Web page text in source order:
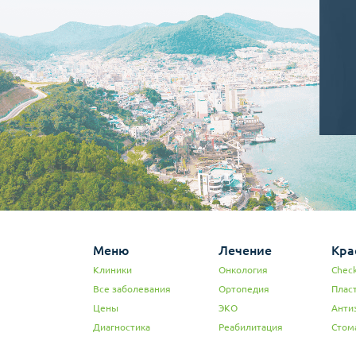
7.
8.
9.
10.
1.
2.
За
или
В это
В
Меню
Клиники
Все заболевания
Цены
Диагностика
Лечение
Онкология
Ортопедия
ЭКО
Реабилитация